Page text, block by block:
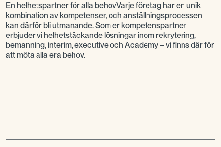
En helhetspartner för alla behovVarje företag har en unik
kombination av kompetenser, och anställningsprocessen
kan därför bli utmanande. Som er kompetenspartner
erbjuder vi helhetstäckande lösningar inom rekrytering,
bemanning, interim, executive och Academy – vi finns där för
att möta alla era behov.